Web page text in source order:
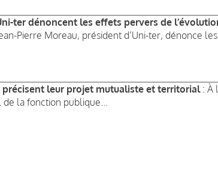
ter dénoncent les effets pervers de
Pierre Moreau, président d’Uni-ter, dénonce
précisent leur projet mutualiste et territorial: À
la fonction publique...